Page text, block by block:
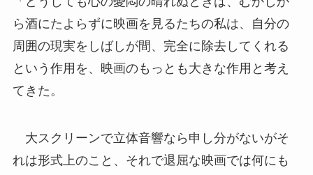
ら酒にたよらずに映画を見るたちの私は、自分の
周囲の現実をしばしが間、完全に除去してくれる
という作用を、映画のもっとも大きな作用と考え
てきた。
大スクリーンで立体音響なら申し分がないがそ
れは形式上のこと、それで退屈な映画では何にも